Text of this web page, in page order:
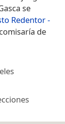
se
Redentor -
de